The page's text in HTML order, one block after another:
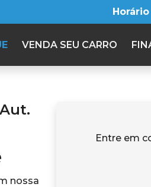
VENDA SEU CARRO
nossa
Entre em